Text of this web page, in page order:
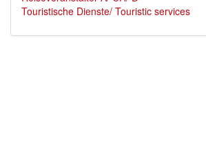
Touristische Dienste/ Touristic services